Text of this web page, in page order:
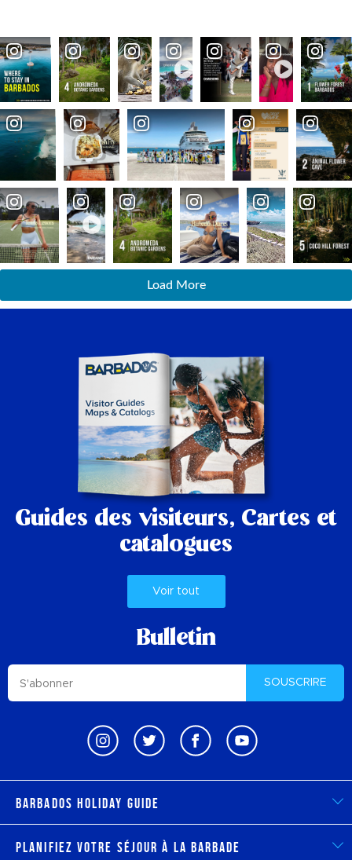
Load More
Guides des visiteurs, Cartes et
catalogues
Voir tout
Bulletin
SOUSCRIRE
Barbados Holiday Guide
Planifiez votre séjour à la Barbade